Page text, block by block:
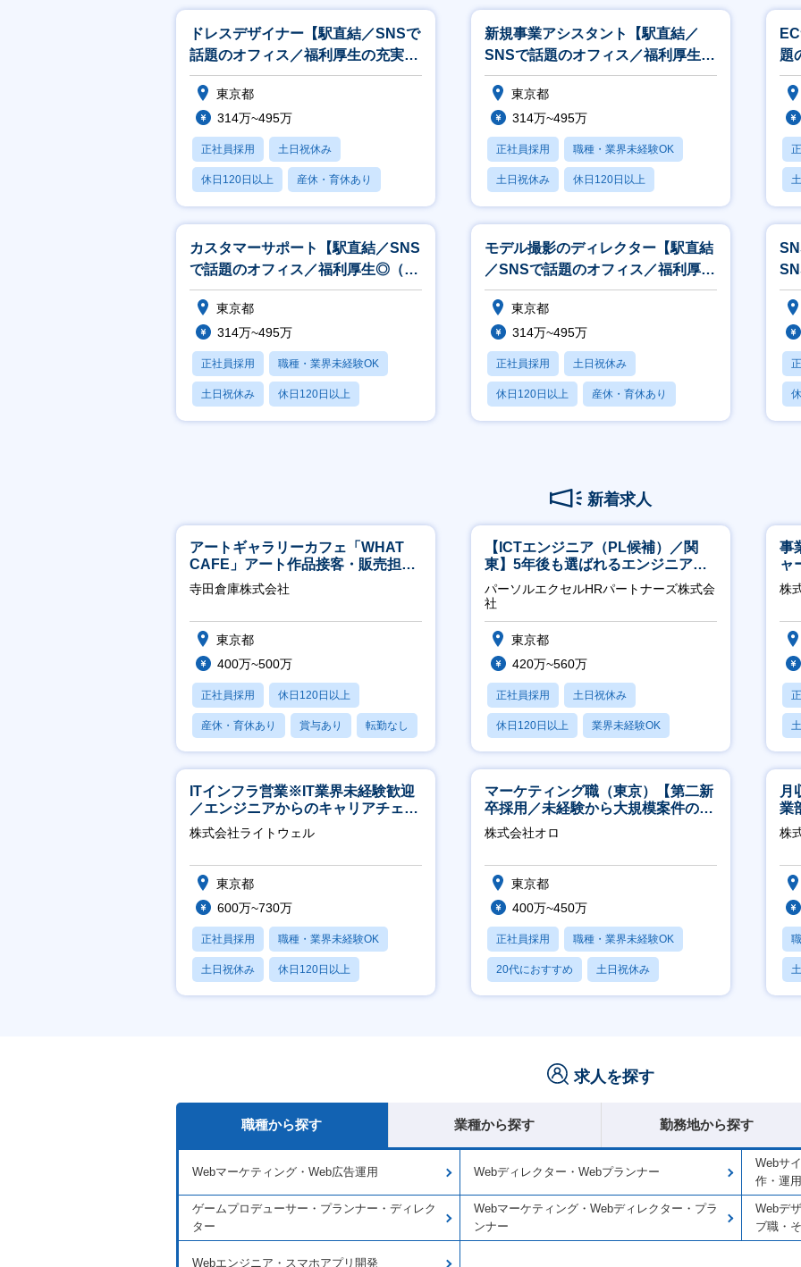
ドレスデザイナー【駅直結／SNSで
話題のオフィス／福利厚生の充実
（週3回ランチ無料等）】
東京都
314万~495万
正社員採用 土日祝休み
休日120日以上 産休・育休あり
月残業20時間以内
新規事業アシスタント【駅直結／
SNSで話題のオフィス／福利厚生
◎（週3回ランチ無料等）】
東京都
314万~495万
正社員採用 職種・業界未経験OK
土日祝休み 休日120日以上
産休・育休あり
題
ラ
カスタマーサポート【駅直結／SNS
で話題のオフィス／福利厚生◎（週
3回ランチ無料等）】
東京都
314万~495万
正社員採用 職種・業界未経験OK
土日祝休み 休日120日以上
産休・育休あり
モデル撮影のディレクター【駅直結
／SNSで話題のオフィス／福利厚生
の充実（週3回ランチ無料等）】
東京都
314万~495万
正社員採用 土日祝休み
休日120日以上 産休・育休あり
月残業20時間以内
充
新着求人
アートギャラリーカフェ「WHAT
CAFE」アート作品接客・販売担当
※アート領域未経験可
寺田倉庫株式会社
東京都
400万~500万
正社員採用 休日120日以上
産休・育休あり 賞与あり 転勤なし
【ICTエンジニア（PL候補）／関
東】5年後も選ばれるエンジニアへ
／チーム運営・体制構築
パーソルエクセルHRパートナーズ株式会
社
東京都
420万~560万
正社員採用 土日祝休み
休日120日以上 業界未経験OK
月残業20時間以内
事
ャ
株
ITインフラ営業※IT業界未経験歓迎
／エンジニアからのキャリアチェン
ジ可※【週3～4日リモート可能】
株式会社ライトウェル
東京都
600万~730万
正社員採用 職種・業界未経験OK
土日祝休み 休日120日以上
月残業20時間以内
マーケティング職（東京）【第二新
卒採用／未経験から大規模案件のマ
ーケティングが経験できる／研修充
実】
株式会社オロ
東京都
400万~450万
正社員採用 職種・業界未経験OK
20代におすすめ 土日祝休み
休日120日以上
月
業
※4
株
求人を探す
職種から探す 業種から探す 勤務地から探す
Webマーケティング・Web広告運用 Webディレクター・Webプランナー
Webサ
作・運用
ゲームプロデューサー・プランナー・ディレク
ター
Webマーケティング・Webディレクター・プラ
ンナー
Webデ
ブ職・
Webエンジニア・スマホアプリ開発